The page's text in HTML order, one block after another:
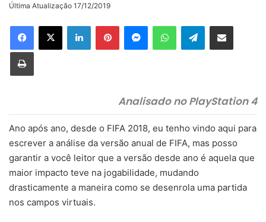
Última Atualização 17/12/2019
LinkedinPinterestMessengerWhatsAppTelegramCompartilhar via e-mail
Imprimir
Analisado no PlayStation 4
Ano após ano, desde o FIFA 2018, eu tenho vindo aqui para
escrever a análise da versão anual de FIFA, mas posso
garantir a você leitor que a versão desde ano é aquela que
maior impacto teve na jogabilidade, mudando
drasticamente a maneira como se desenrola uma partida
nos campos virtuais.